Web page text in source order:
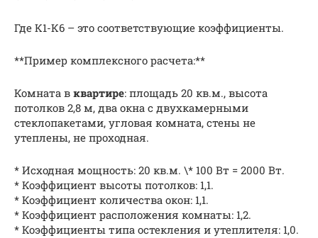
Где К1-К6 – это соответствующие коэффициенты.
**Пример комплексного расчета:**
Комната в квартире: площадь 20 кв.м., высота
потолков 2,8 м, два окна с двухкамерными
стеклопакетами, угловая комната, стены не
утеплены, не проходная.
* Исходная мощность: 20 кв.м. \* 100 Вт = 2000 Вт.
* Коэффициент высоты потолков: 1,1.
* Коэффициент количества окон: 1,1.
* Коэффициент расположения комнаты: 1,2.
* Коэффициенты типа остекления и утеплителя: 1,0.